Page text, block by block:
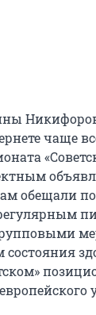
чаще
обещали